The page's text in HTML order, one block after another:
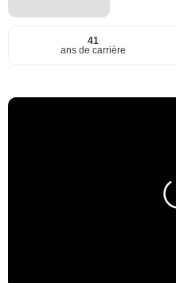
41
ans de carrière